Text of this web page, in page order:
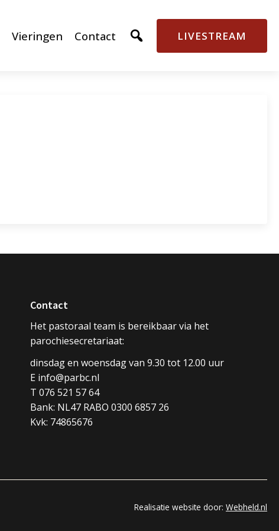
Vieringen Contact LIVESTREAM
Contact
Het pastoraal team is bereikbaar via het
parochiesecretariaat:
dinsdag en woensdag van 9.30 tot 12.00 uur
E info@parbc.nl
T 076 521 57 64
Bank: NL47 RABO 0300 6857 26
Kvk: 74865676
Realisatie website door: Webheld.nl